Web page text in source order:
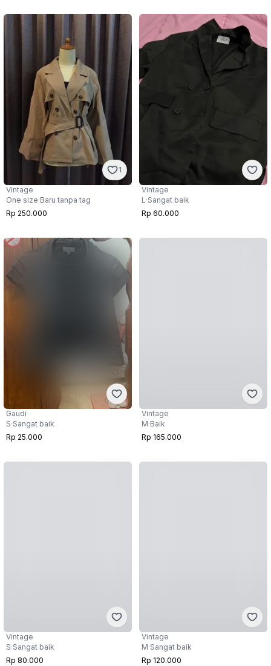
1
Vintage
One size·Baru tanpa tag
Rp 250.000
Vintage
L ·Sangat baik
Rp 60.000
Gaudi
S·Sangat baik
Rp 25.000
Vintage
M·Baik
Rp 165.000
Vintage
S·Sangat baik
Rp 80.000
Vintage
M·Sangat baik
Rp 120.000